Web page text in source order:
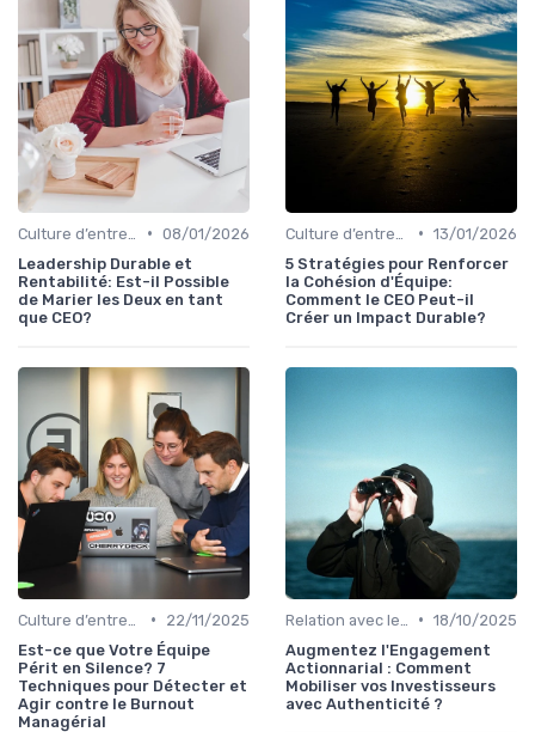
• 08/01/2026
Leadership Durable et
Rentabilité: Est-il Possible
de Marier les Deux en tant
que CEO?
• 13/01/2026
5 Stratégies pour Renforcer
la Cohésion d'Équipe:
Comment le CEO Peut-il
Créer un Impact Durable?
•
22/11/2025
Est-ce que Votre Équipe
Périt en Silence? 7
Techniques pour Détecter et
Agir contre le Burnout
Managérial
• 18/10/2025
Augmentez l'Engagement
Actionnarial : Comment
Mobiliser vos Investisseurs
avec Authenticité ?